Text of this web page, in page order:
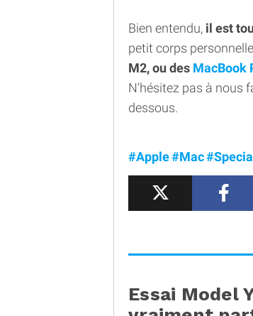
Bien entendu, il est
petit corps
M2, ou des MacBook
N'hésitez pas à nous
dessous.
#Apple#Mac
Essai Model